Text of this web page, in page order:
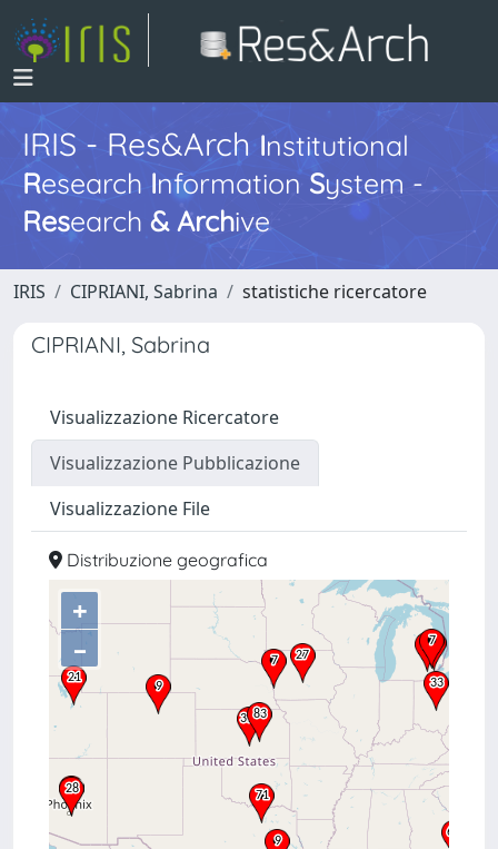
IRIS - Res&ArchInstitutional
Research InformationSystem -
Research & Archive
IRIS CIPRIANI, Sabrina statistiche ricercatore
CIPRIANI, Sabrina
Visualizzazione Ricercatore
Visualizzazione Pubblicazione
Visualizzazione File
Distribuzione geografica
+
–